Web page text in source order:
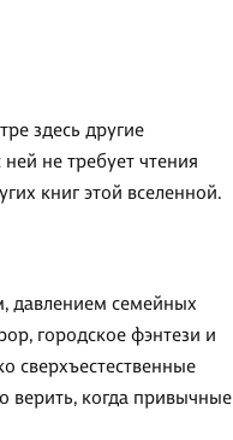
здесь другие
не требует чтения
книг этой вселенной.
давлением семейных
городское фэнтези и
сверхъестественные
верить, когда привычные